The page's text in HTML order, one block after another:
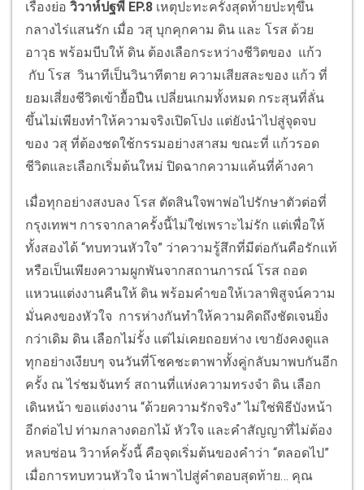
เรื่องย่อ วิวาห์ปฐพี EP.8 เหตุปะทะครั้งสุดท้ายปะทุขึ้น
กลางไร่แสนรัก เมื่อ วสุ บุกคุกคาม ดิน และ โรส ด้วย
อาวุธ พร้อมบีบให้ ดิน ต้องเลือกระหว่างชีวิตของ แก้ว
กับ โรส วินาทีเป็นวินาทีตาย ความเสียสละของ แก้ว ที่
ยอมเสี่ยงชีวิตเข้ายื้อปืน เปลี่ยนเกมทั้งหมด กระสุนที่ลั่น
ขึ้นไม่เพียงทำให้ความจริงเปิดโปง แต่ยังนำไปสู่จุดจบ
ของ วสุ ที่ต้องชดใช้กรรมอย่างสาสม ขณะที่ แก้วรอด
ชีวิตและเลือกเริ่มต้นใหม่ ปิดฉากความแค้นที่ค้างคา
เมื่อทุกอย่างสงบลง โรส ตัดสินใจพาพ่อไปรักษาตัวต่อที่
กรุงเทพฯ การจากลาครั้งนี้ไม่ใช่เพราะไม่รัก แต่เพื่อให้
ทั้งสองได้ “ทบทวนหัวใจ” ว่าความรู้สึกที่มีต่อกันคือรักแท้
หรือเป็นเพียงความผูกพันจากสถานการณ์ โรส ถอด
แหวนแต่งงานคืนให้ ดิน พร้อมคำขอให้เวลาพิสูจน์ความ
มั่นคงของหัวใจ การห่างกันทำให้ความคิดถึงชัดเจนยิ่ง
กว่าเดิม ดิน เลือกไม่รั้ง แต่ไม่เคยถอยห่าง เขายังคงดูแล
ทุกอย่างเงียบๆ จนวันที่โชคชะตาพาทั้งคู่กลับมาพบกันอีก
ครั้ง ณ ไร่ชมจันทร์ สถานที่แห่งความทรงจำ ดิน เลือก
เดินหน้า ขอแต่งงาน “ด้วยความรักจริง” ไม่ใช่พิธีบังหน้า
อีกต่อไป ท่ามกลางดอกไม้ หัวใจ และคำสัญญาที่ไม่ต้อง
หลบซ่อน วิวาห์ครั้งนี้ คือจุดเริ่มต้นของคำว่า “ตลอดไป”
เมื่อการทบทวนหัวใจ นำพาไปสู่คำตอบสุดท้าย… คุณ